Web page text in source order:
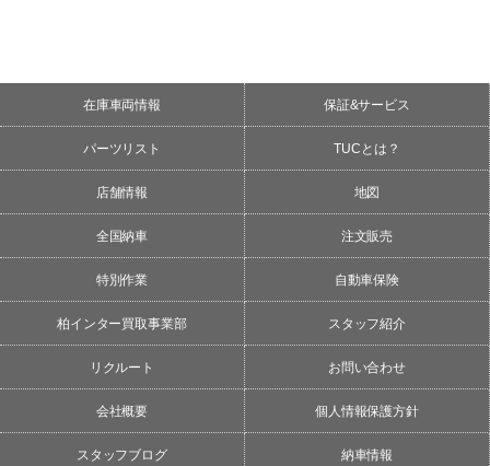
在庫車両情報 保証&サービス
パーツリスト TUCとは？
店舗情報 地図
全国納車 注文販売
特別作業 自動車保険
柏インター買取事業部 スタッフ紹介
リクルート お問い合わせ
会社概要 個人情報保護方針
スタッフブログ 納車情報